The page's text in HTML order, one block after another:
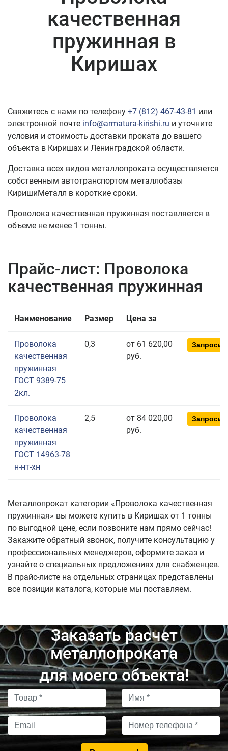
качественная
пружинная в
Киришах
Свяжитесь с нами по телефону +7 (812) 467-43-81 или
электронной почте info@armatura-kirishi.ru и уточните
условия и стоимость доставки проката до вашего
объекта в Киришах и Ленинградской области.
Доставка всех видов металлопроката осуществляется
собственным автотранспортом металлобазы
КиришиМеталл в короткие сроки.
Проволока качественная пружинная поставляется в
объеме не менее 1 тонны.
Прайс-лист: Проволока
качественная пружинная
Наименование Размер Цена за
Проволока
качественная
пружинная
ГОСТ 9389-75
2кл.
0,3
от 61 620,00
руб.
Проволока
качественная
пружинная
ГОСТ 14963-78
н-нт-хн
2,5
от 84 020,00
руб.
Металлопрокат категории «Проволока качественная
пружинная» вы можете купить в Киришах от 1 тонны
по выгодной цене, если позвоните нам прямо сейчас!
Закажите обратный звонок, получите консультацию у
профессиональных менеджеров, оформите заказ и
узнайте о специальных предложениях для снабженцев.
В прайс-листе на отдельных страницах представлены
все позиции каталога, которые мы поставляем.
Заказать расчет
металлопроката
для моего объекта!